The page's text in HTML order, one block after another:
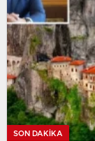
SON DAKIKA